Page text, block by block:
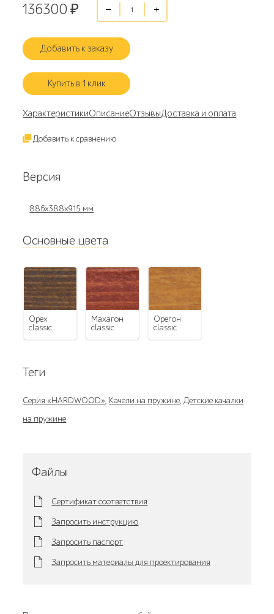
136300 ₽
Добавить к заказу
Купить в 1 клик
ХарактеристикиОписаниеОтзывыДоставка и оплата
Добавить к сравнению
Версия
886х388х915 мм
Основные цвета
орех
classic
махагон
classic
орегон
classic
Теги
Серия «HARDWOOD», Качели на пружине,Детские качалки
на пружине
Файлы
Сертификат соответствия
Запросить инструкцию
Запросить паспорт
Запросить материалы для проектирования